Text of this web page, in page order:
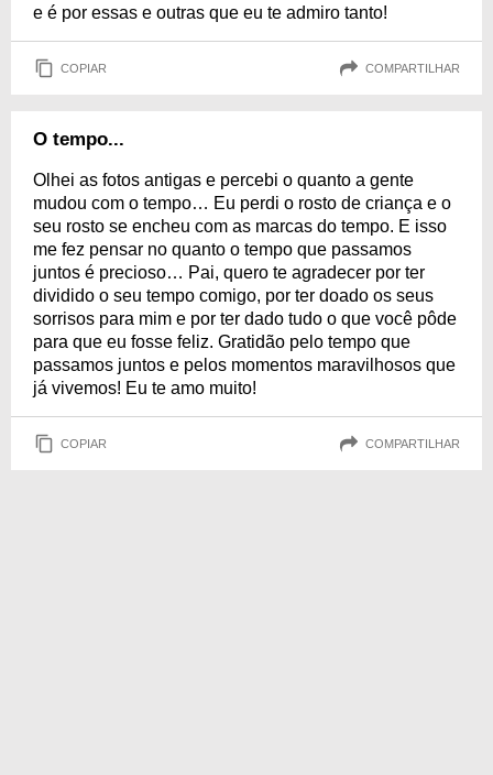
e é por essas e outras que eu te admiro tanto!
COPIAR COMPARTILHAR
O tempo...
Olhei as fotos antigas e percebi o quanto a gente
mudou com o tempo… Eu perdi o rosto de criança e o
seu rosto se encheu com as marcas do tempo. E isso
me fez pensar no quanto o tempo que passamos
juntos é precioso… Pai, quero te agradecer por ter
dividido o seu tempo comigo, por ter doado os seus
sorrisos para mim e por ter dado tudo o que você pôde
para que eu fosse feliz. Gratidão pelo tempo que
passamos juntos e pelos momentos maravilhosos que
já vivemos! Eu te amo muito!
COPIAR COMPARTILHAR